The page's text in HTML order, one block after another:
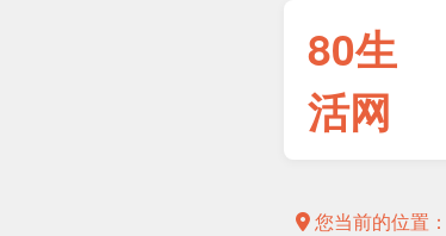
80生
活网
您当前的位置：